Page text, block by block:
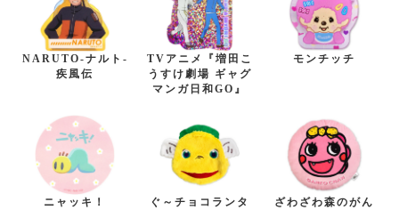
NARUTO-ナルト-
疾風伝
TVアニメ『増田こ
うすけ劇場 ギャグ
マンガ日和GO』
モンチッチ
ニャッキ！
ぐ～チョコランタ
ざわざわ森のがん